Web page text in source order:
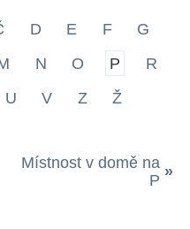
D E F
G
N O P
R
U V Z Ž
Místnost v domě na
P »